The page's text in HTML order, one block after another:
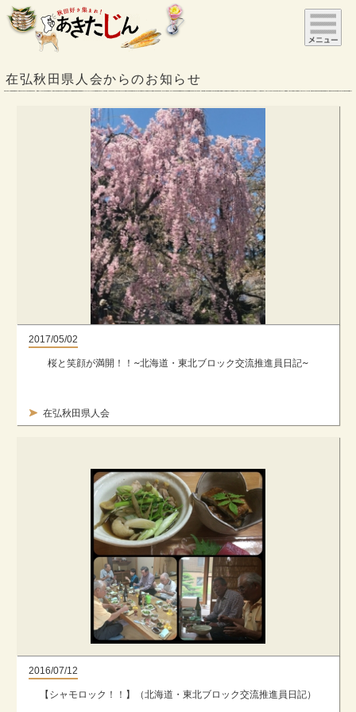
在弘秋田県人会からのお知らせ
2017/05/02
在弘秋田県人会
桜と笑顔が満開！！~北海道・東北ブロック交流推進員日記~
2016/07/12
【シャモロック！！】（北海道・東北ブロック交流推進員日記）